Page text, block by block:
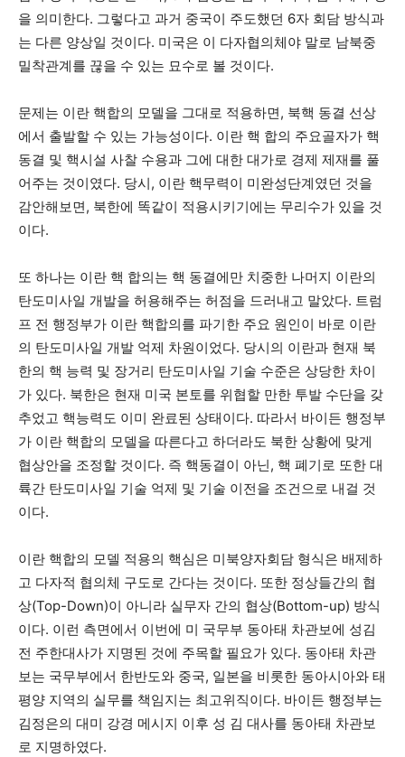
을 의미한다. 그렇다고 과거 중국이 주도했던 6자 회담 방식과
는 다른 양상일 것이다. 미국은 이 다자협의체야 말로 남북중
밀착관계를 끊을 수 있는 묘수로 볼 것이다.
문제는 이란 핵합의 모델을 그대로 적용하면, 북핵 동결 선상
에서 출발할 수 있는 가능성이다. 이란 핵 합의 주요골자가 핵
동결 및 핵시설 사찰 수용과 그에 대한 대가로 경제 제재를 풀
어주는 것이였다. 당시, 이란 핵무력이 미완성단계였던 것을
감안해보면, 북한에 똑같이 적용시키기에는 무리수가 있을 것
이다.
또 하나는 이란 핵 합의는 핵 동결에만 치중한 나머지 이란의
탄도미사일 개발을 허용해주는 허점을 드러내고 말았다. 트럼
프 전 행정부가 이란 핵합의를 파기한 주요 원인이 바로 이란
의 탄도미사일 개발 억제 차원이었다. 당시의 이란과 현재 북
한의 핵 능력 및 장거리 탄도미사일 기술 수준은 상당한 차이
가 있다. 북한은 현재 미국 본토를 위협할 만한 투발 수단을 갖
추었고 핵능력도 이미 완료된 상태이다. 따라서 바이든 행정부
가 이란 핵합의 모델을 따른다고 하더라도 북한 상황에 맞게
협상안을 조정할 것이다. 즉 핵동결이 아닌, 핵 폐기로 또한 대
륙간 탄도미사일 기술 억제 및 기술 이전을 조건으로 내걸 것
이다.
이란 핵합의 모델 적용의 핵심은 미북양자회담 형식은 배제하
고 다자적 협의체 구도로 간다는 것이다. 또한 정상들간의 협
상(Top-Down)이 아니라 실무자 간의 협상(Bottom-up) 방식
이다. 이런 측면에서 이번에 미 국무부 동아태 차관보에 성김
전 주한대사가 지명된 것에 주목할 필요가 있다. 동아태 차관
보는 국무부에서 한반도와 중국, 일본을 비롯한 동아시아와 태
평양 지역의 실무를 책임지는 최고위직이다. 바이든 행정부는
김정은의 대미 강경 메시지 이후 성 김 대사를 동아태 차관보
로 지명하였다.